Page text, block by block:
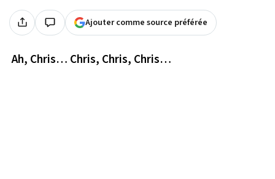
Ajouter comme source préférée
Ah, Chris… Chris, Chris, Chris…